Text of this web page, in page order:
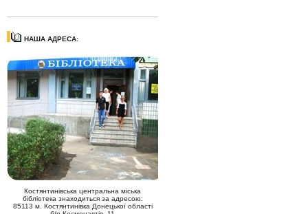
НАША АДРЕСА:
Костянтинівська центральна міська
бібліотека знаходиться за адресою:
85113 м. Костянтинівка Донецької області